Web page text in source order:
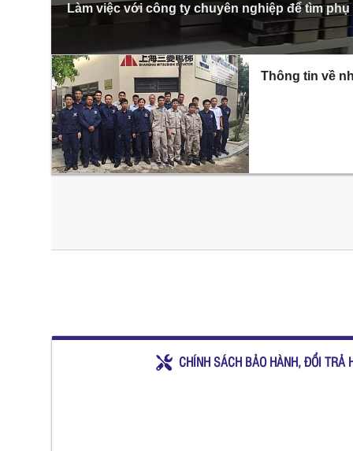
Làm việc với công ty chuyên nghiệp để tìm
Thông tin về
CHÍNH SÁCH BẢO HÀNH, ĐỔI TRẢ